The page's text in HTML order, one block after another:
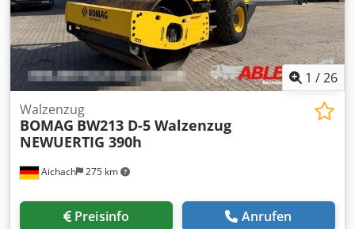
1 /26
Aichach 275 km
Walzenzug
BOMAG BW213 D-5 Walzenzug
NEWUERTIG 390h
Preisinfo Anrufen